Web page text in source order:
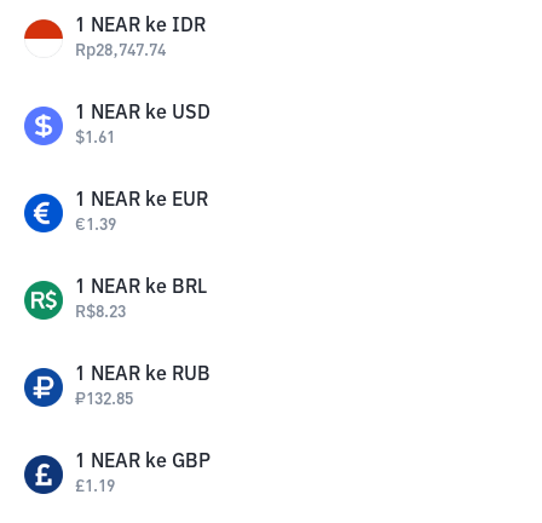
1 NEAR ke IDR
Rp28,747.74
1 NEAR ke USD
$1.61
1 NEAR ke EUR
€1.39
1 NEAR ke BRL
R$8.23
1 NEAR ke RUB
₽132.85
1 NEAR ke GBP
£1.19